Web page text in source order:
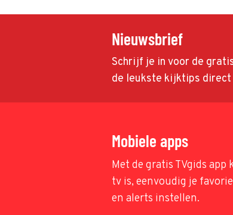
Nieuwsbrief
Schrijf je in voor de
de leukste kijktips direct
Mobiele apps
Met de gratis TVgids
tv is, eenvoudig je
en alerts instellen.